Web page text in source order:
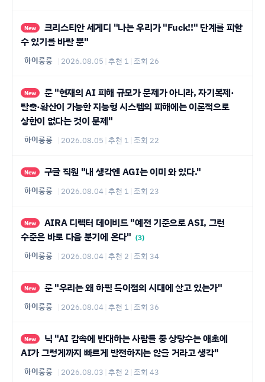
New
수 있기를 바랄 뿐"
하이룽룽 2026.08.05 추천 1 조회 26
New
탈출·확산이 가능한 지능형 시스템의 피해에는 이론적으로
상한이 없다는 것이 문제"
하이룽룽 2026.08.05 추천 1 조회 22
New 구글 직원 "내 생각엔 AGI는 이미 와 있다."
하이룽룽 2026.08.04 추천 1 조회 23
New
수준은 바로 다음 분기에 온다" (3)
하이룽룽 2026.08.04 추천 2 조회 34
New 룬 "우리는 왜 하필 특이점의 시대에 살고 있는가"
하이룽룽 2026.08.04 추천 1 조회 36
New
AI가 그렇게까지 빠르게 발전하지는 않을 거라고 생각"
하이룽룽 2026.08.03 추천 2 조회 43